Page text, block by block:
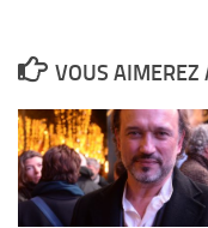
VOUS AIMEREZ